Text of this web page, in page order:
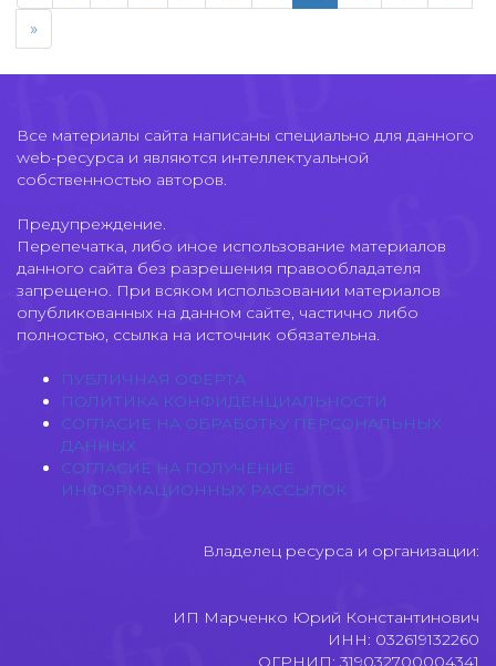
»
Все материалы сайта написаны специально для данного
web-ресурса и являются интеллектуальной
собственностью авторов.
Предупреждение.
Перепечатка, либо иное использование материалов
данного сайта без разрешения правообладателя
запрещено. При всяком использовании материалов
опубликованных на данном сайте, частично либо
полностью, ссылка на источник обязательна.
ПУБЛИЧНАЯ ОФЕРТА
ПОЛИТИКА КОНФИДЕНЦИАЛЬНОСТИ
СОГЛАСИЕ НА ОБРАБОТКУ ПЕРСОНАЛЬНЫХ
ДАННЫХ
СОГЛАСИЕ НА ПОЛУЧЕНИЕ
ИНФОРМАЦИОННЫХ РАССЫЛОК
Владелец ресурса и организации:
ИП Марченко Юрий Константинович
ИНН: 032619132260
ОГРНИП: 319032700004341